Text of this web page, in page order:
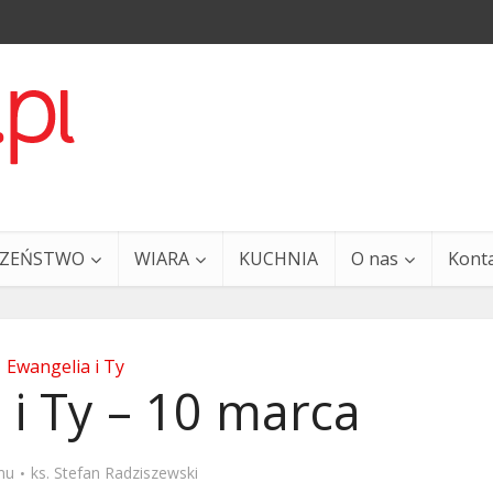
WIARA KUCHNIA O nas
Ewangelia i Ty
Ty – 10 marca
ks. Stefan Radziszewski
i Ty – 29 grudnia